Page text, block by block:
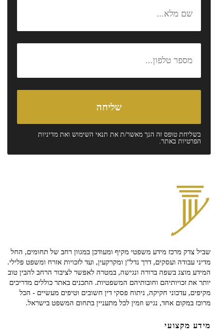
בשליחת טופס זה הנך מאשר/ת את תנאי השימוש ואת מדיניות
הפרטיות באתר.
שביל צדק מרכז מידע משפטי מקיף ומעודכן במגוון רחב של תחומים, החל
מדיני עבודה ועסקים, דרך נדל"ן ומקרקעין, ועד לזכויות אזרח ומשפט פלילי.
המידע מוצג בשפה ברורה ונגישה, במטרה לאפשר לציבור הרחב להבין טוב
יותר את זכויותיהם וחובותיהם המשפטיות. התכנים באתר כוללים מדריכים
מקיפים, עדכוני חקיקה, ניתוח פסקי דין חשובים וטיפים מעשיים - הכל
מרוכז במקום אחד, נגיש וזמין לכל מתעניין בתחום המשפט בישראל.
מידע מקצועי